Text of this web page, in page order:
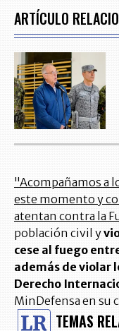
ARTÍCULO
"Acompañamos a
este momento y
atentan contra la
población civil y
cese al fuego
además de violar
Derecho
MinDefensa en su
TEMAS